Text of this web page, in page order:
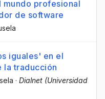
mundo profesional
de software
iguales' en el
la traducción
· Dialnet (Universidad